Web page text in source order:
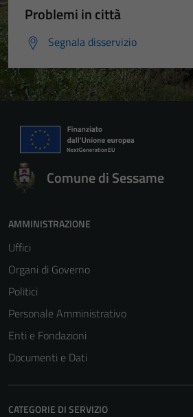
Problemi in città
Segnala disservizio
Comune di Sessame
AMMINISTRAZIONE
Uffici
Organi di Governo
Politici
Personale Amministrativo
Enti e Fondazioni
Documenti e Dati
CATEGORIE DI SERVIZIO